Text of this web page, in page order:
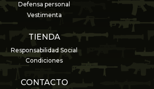
Defensa personal
Vestimenta
TIENDA
Responsabilidad Social
Condiciones
CONTACTO